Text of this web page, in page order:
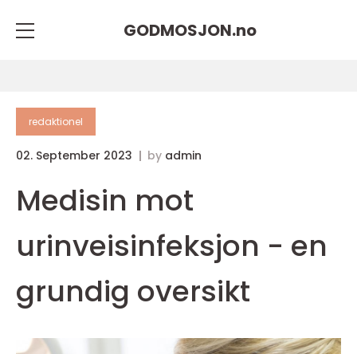
GODMOSJON.no
redaktionel
02. September 2023 by admin
Medisin mot
urinveisinfeksjon - en
grundig oversikt